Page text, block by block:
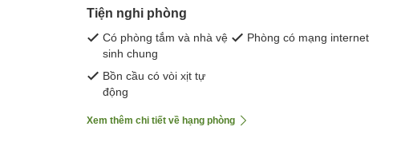
Tiện nghi phòng
Có phòng tắm và nhà vệ
sinh chung
Phòng có mạng internet
Bồn cầu có vòi xịt tự
động
Xem thêm chi tiết về hạng phòng